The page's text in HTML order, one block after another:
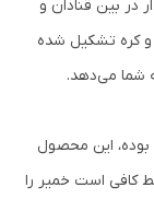
در بین قنادان و
و کره تشکیل شده
شما می‌دهد.
بوده، این محصول
کافی است خمیر را